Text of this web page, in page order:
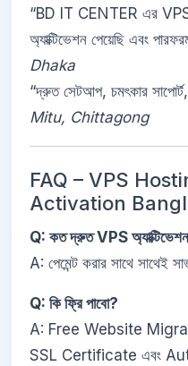
“BD IT CENTER এর VPS
অ্যাক্টিভেশন পেয়েছি এবং
Dhaka
“দ্রুত সেটআপ, চমৎকার
Mitu, Chittagong
FAQ – VPS
Activation
Q: কত দ্রুত VPS
A: পেমেন্ট করার সাথে সাথেই
Q: কি ফ্রি পাবো?
A: Free Website
SSL Certificate এবং